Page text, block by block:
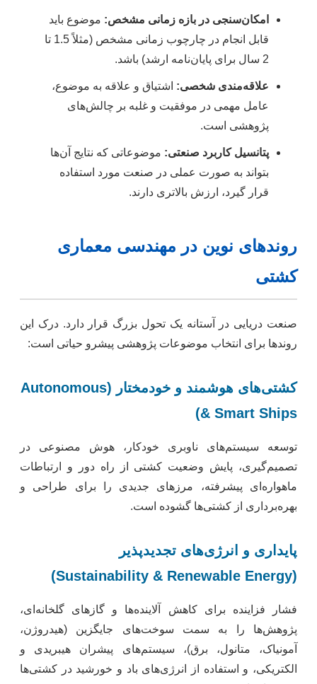
امکان‌سنجی در بازه زمانی مشخص: موضوع باید
قابل انجام در چارچوب زمانی مشخص (مثلاً 1.5 تا
2 سال برای پایان‌نامه ارشد) باشد.
علاقه‌مندی شخصی: اشتیاق و علاقه به موضوع،
عامل مهمی در موفقیت و غلبه بر چالش‌های
پژوهشی است.
پتانسیل کاربرد صنعتی: موضوعاتی که نتایج آن‌ها
بتواند به صورت عملی در صنعت مورد استفاده
قرار گیرد، ارزش بالاتری دارند.
روندهای نوین در مهندسی معماری
کشتی
صنعت دریایی در آستانه یک تحول بزرگ قرار دارد. درک این
روندها برای انتخاب موضوعات پژوهشی پیشرو حیاتی است:
کشتی‌های هوشمند و خودمختار (Autonomous
& Smart Ships)
توسعه سیستم‌های ناوبری خودکار، هوش مصنوعی در
تصمیم‌گیری، پایش وضعیت کشتی از راه دور و ارتباطات
ماهواره‌ای پیشرفته، مرزهای جدیدی را برای طراحی و
بهره‌برداری از کشتی‌ها گشوده است.
پایداری و انرژی‌های تجدیدپذیر
(Sustainability & Renewable Energy)
فشار فزاینده برای کاهش آلاینده‌ها و گازهای گلخانه‌ای،
پژوهش‌ها را به سمت سوخت‌های جایگزین (هیدروژن،
آمونیاک، متانول، برق)، سیستم‌های پیشران هیبریدی و
الکتریکی، و استفاده از انرژی‌های باد و خورشید در کشتی‌ها